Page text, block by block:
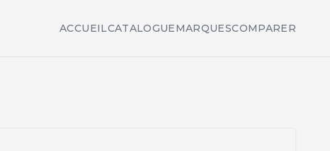
ACCUEILCATALOGUEMARQUESCOMPARER